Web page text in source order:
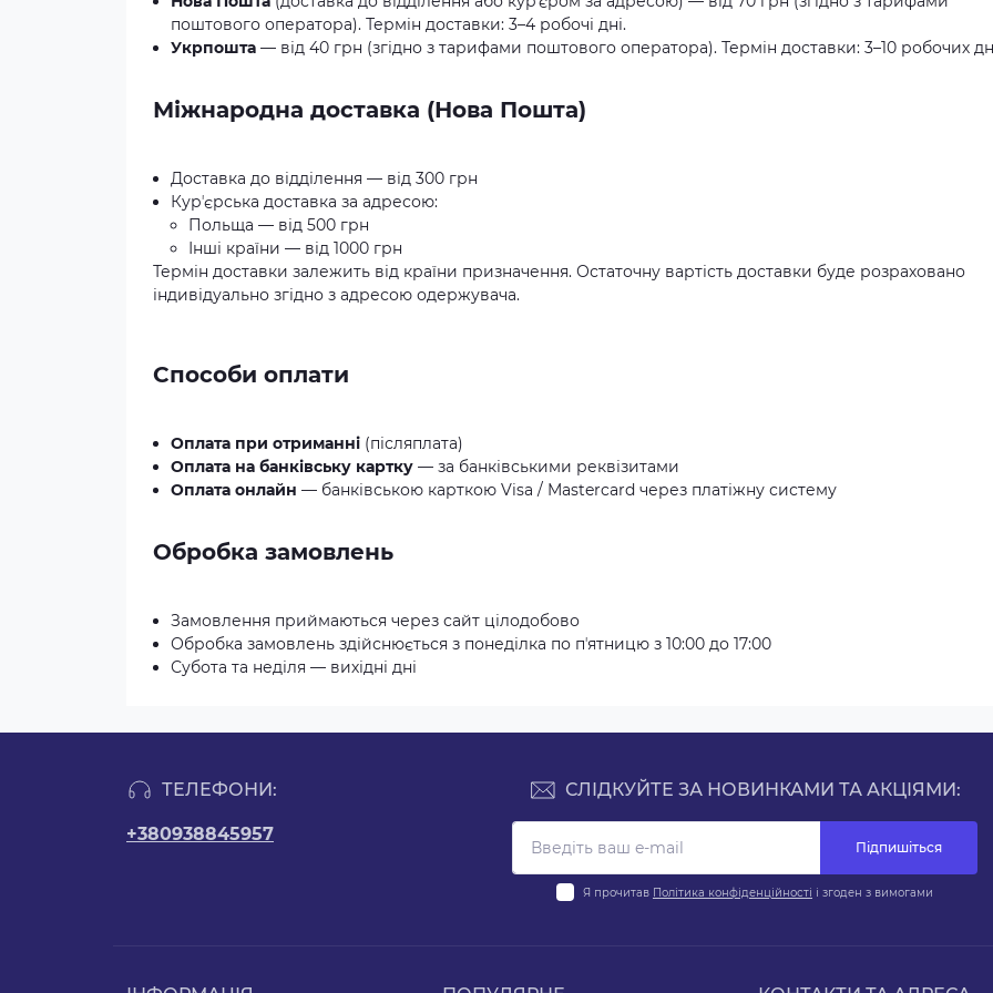
поштового оператора). Термін доставки: 3–4 робочі дні.
Укрпошта — від 40 грн (згідно з тарифами поштового оператора). Термін доставки: 3–10 робочих
Міжнародна доставка (Нова Пошта)
Доставка до відділення — від 300 грн
Курʼєрська доставка за адресою:
Польща — від 500 грн
Інші країни — від 1000 грн
Термін доставки залежить від країни призначення. Остаточну вартість доставки буде розраховано
індивідуально згідно з адресою одержувача.
Способи оплати
Оплата при отриманні (післяплата)
Оплата на банківську картку — за банківськими реквізитами
Оплата онлайн — банківською карткою Visa / Mastercard через платіжну систему
Обробка замовлень
Замовлення приймаються через сайт цілодобово
Обробка замовлень здійснюється з понеділка по пʼятницю з 10:00 до 17:00
Субота та неділя — вихідні дні
ТЕЛЕФОНИ:
+380938845957
СЛІДКУЙТЕ ЗА НОВИНКАМИ ТА АКЦІЯМИ:
Підпишіться
Я прочитав Політика конфіденційності і згоден з вимогами